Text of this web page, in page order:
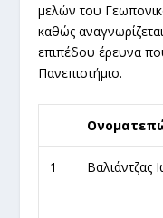
μελών του
καθώς
επιπέδου έρευνα
Πανεπιστήμιο.
1 Βαλιάντζας